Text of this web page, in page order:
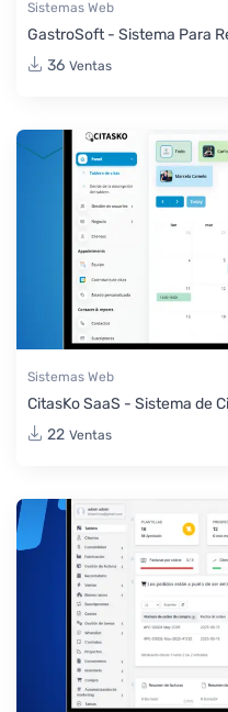
Sistemas Web
GastroSoft - Sistema Para
36 Ventas
Sistemas Web
CitasKo SaaS - Sistema de
22 Ventas